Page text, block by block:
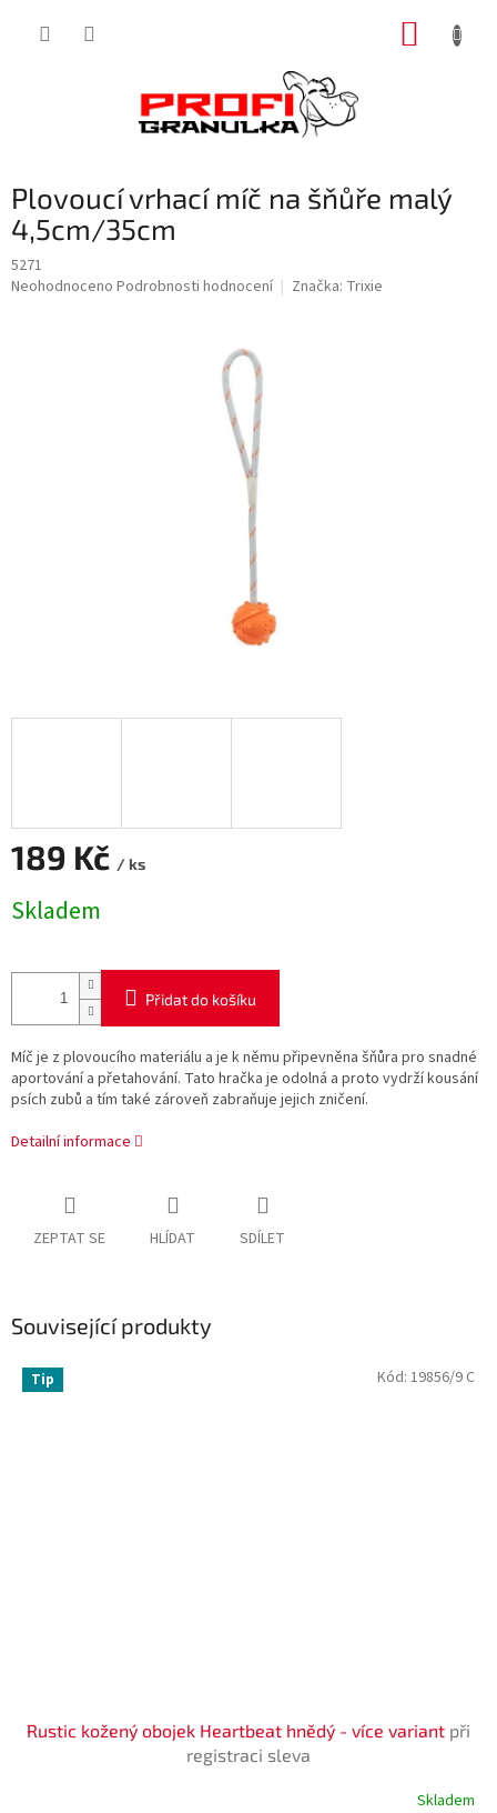
Plovoucí vrhací míč na šňůře malý
4,5cm/35cm
5271
Průměrné
Neohodnoceno Podrobnosti hodnocení Značka: Trixie
189 Kč / ks
cena:
Skladem
Přidat do košíku
Míč je z plovoucího materiálu a je k němu připevněna šňůra pro snadné
aportování a přetahování. Tato hračka je odolná a proto vydrží kousání
psích zubů a tím také zároveň zabraňuje jejich zničení.
Detailní informace
ZEPTAT SE HLÍDAT SDÍLET
Související produkty
Tip
Rustic kožený obojek Heartbeat hnědý - více variant při
registraci sleva
Skladem
Kód: 19856/9 C